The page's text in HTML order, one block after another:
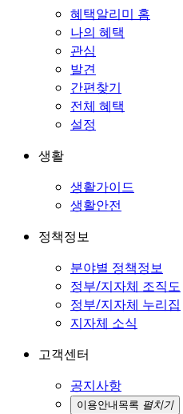
혜택알리미 홈
나의 혜택
관심
발견
간편찾기
전체 혜택
설정
생활
생활가이드
생활안전
정책정보
분야별 정책정보
정부/지자체 조직도
정부/지자체 누리집
지자체 소식
고객센터
공지사항
이용안내 목록 펼치기